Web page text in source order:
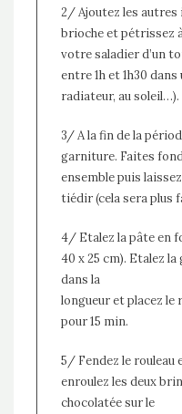
2/ Ajoutez les autres
brioche et pétrissez
votre saladier d’un
entre 1h et 1h30
radiateur, au soleil…).
3/ A la fin de la
garniture. Faites
ensemble puis laissez
tiédir (cela sera plus
4/ Etalez la pâte en
40 x 25 cm). Etalez
dans la
longueur et placez le
pour 15 min.
5/ Fendez le rouleau
enroulez les deux
chocolatée sur le